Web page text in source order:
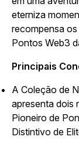
eterniza
recompensa
Pontos Web3
Principais
A Coleção de
apresenta dois
Pioneiro de
Distintivo de